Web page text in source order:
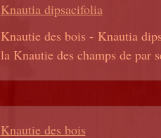
Knautia dipsacifolia
Knautie des bois - Knautia
la Knautie des champs de par
Knautie des bois